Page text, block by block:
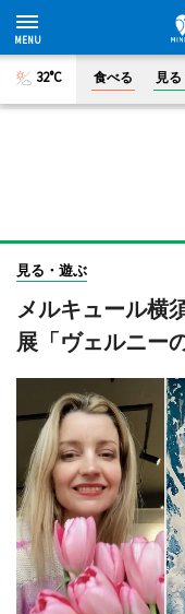
32°C 食べる 見
見る・遊ぶ
メルキュール横
展「ヴェルニー